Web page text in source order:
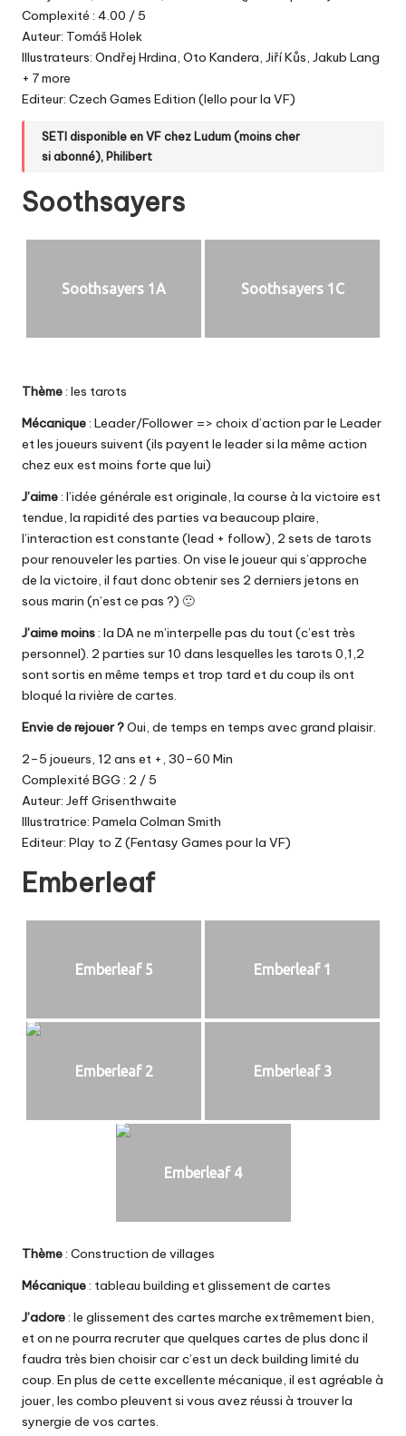
Complexité : 4.00 / 5
Auteur: Tomáš Holek
Illustrateurs: Ondřej Hrdina, Oto Kandera, Jiří Kůs, Jakub Lang
+ 7 more
Editeur: Czech Games Edition (Iello pour la VF)
SETI disponible en VF chez Ludum(moins cher
siabonné), Philibert
Soothsayers
Soothsayers 1A Soothsayers 1C
Thème: les tarots
Mécanique: Leader/Follower => choix d’action par le Leader
et les joueurs suivent (ils payent le leader si la même action
chez eux est moins forte que lui)
J’aime: l’idée générale est originale, la course à la victoire est
tendue, la rapidité des parties va beaucoup plaire,
l’interaction est constante (lead + follow), 2 sets de tarots
pour renouveler les parties. On vise le joueur qui s’approche
de la victoire, il faut donc obtenir ses 2 derniers jetons en
sous marin (n’est ce pas ?) 🙂
J’aime moins: la DA ne m’interpelle pas du tout (c’est très
personnel). 2 parties sur 10 dans lesquelles les tarots 0,1,2
sont sortis en même temps et trop tard et du coup ils ont
bloqué la rivière de cartes.
Envie de rejouer ?Oui, de temps en temps avec grand plaisir.
2–5 joueurs, 12 ans et +, 30–60 Min
Complexité BGG : 2 / 5
Auteur: Jeff Grisenthwaite
Illustratrice: Pamela Colman Smith
Editeur: Play to Z (Fentasy Games pour la VF)
Emberleaf
Emberleaf 5 Emberleaf 1
Emberleaf 2 Emberleaf 3
Emberleaf 4
Thème: Construction de villages
Mécanique: tableau building et glissement de cartes
J’adore: le glissement des cartes marche extrêmement bien,
et on ne pourra recruter que quelques cartes de plus donc il
faudra très bien choisir car c’est un deck building limité du
coup. En plus de cette excellente mécanique, il est agréable à
jouer, les combo pleuvent si vous avez réussi à trouver la
synergie de vos cartes.